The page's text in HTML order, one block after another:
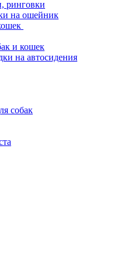
ринговки
на ошейник
и кошек
на автосидения
собак